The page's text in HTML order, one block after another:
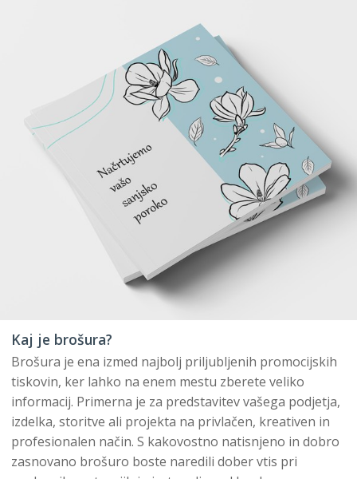
Kaj je brošura?
Brošura je ena izmed najbolj priljubljenih promocijskih
tiskovin, ker lahko na enem mestu zberete veliko
informacij. Primerna je za predstavitev vašega podjetja,
izdelka, storitve ali projekta na privlačen, kreativen in
profesionalen način. S kakovostno natisnjeno in dobro
zasnovano brošuro boste naredili dober vtis pri